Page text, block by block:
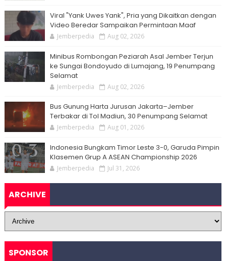
Viral "Yank Uwes Yank", Pria yang Dikaitkan dengan
Video Beredar Sampaikan Permintaan Maaf
Jemberpedia Aug 02, 2026
Minibus Rombongan Peziarah Asal Jember Terjun
ke Sungai Bondoyudo di Lumajang, 19 Penumpang
Selamat
Jemberpedia Aug 02, 2026
Bus Gunung Harta Jurusan Jakarta–Jember
Terbakar di Tol Madiun, 30 Penumpang Selamat
Jemberpedia Aug 01, 2026
Indonesia Bungkam Timor Leste 3-0, Garuda Pimpin
Klasemen Grup A ASEAN Championship 2026
Jemberpedia Jul 31, 2026
ARCHIVE
SPONSOR